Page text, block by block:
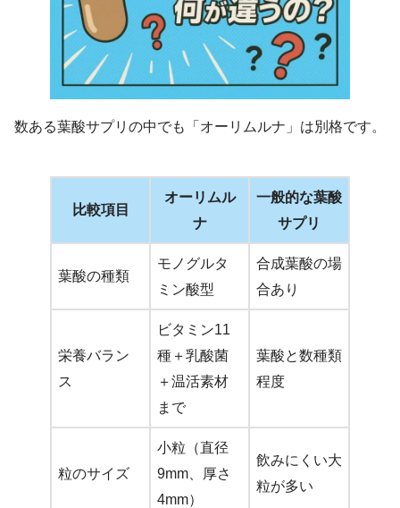
数ある葉酸サプリの中でも「オーリムルナ」は別格です。
比較項目
オーリムル
ナ
一般的な葉酸
サプリ
葉酸の種類
モノグルタ
ミン酸型
合成葉酸の場
合あり
栄養バラン
ス
ビタミン11
種＋乳酸菌
＋温活素材
まで
葉酸と数種類
程度
粒のサイズ
小粒（直径
9mm、厚さ
4mm）
飲みにくい大
粒が多い